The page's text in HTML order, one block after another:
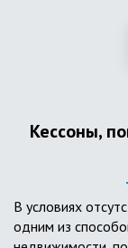
слой дренажа,
требуется
большую
Кессоны,
В условиях
одним из